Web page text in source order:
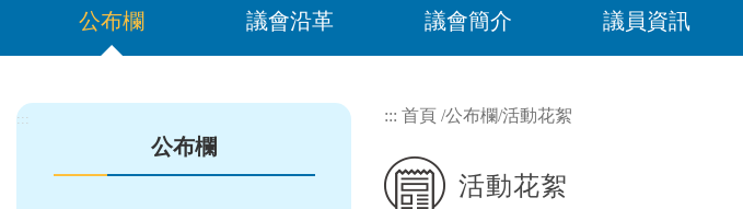
公布欄 議會沿革 議會簡介 議員資訊
:::
公布欄
::: 首頁 /公布欄/活動花絮
活動花絮